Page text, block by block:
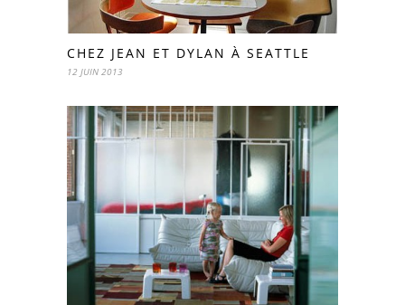
CHEZ JEAN ET DYLAN À SEATTLE
12 JUIN 2013